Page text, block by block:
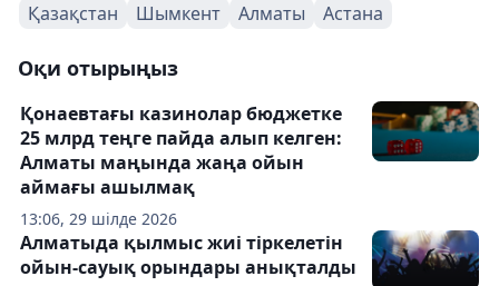
Қазақстан Шымкент Алматы Астана
Оқи отырыңыз
13:06, 29 шілде 2026
Қонаевтағы казинолар бюджетке
25 млрд теңге пайда алып келген:
Алматы маңында жаңа ойын
аймағы ашылмақ
Алматыда қылмыс жиі тіркелетін
ойын-сауық орындары анықталды